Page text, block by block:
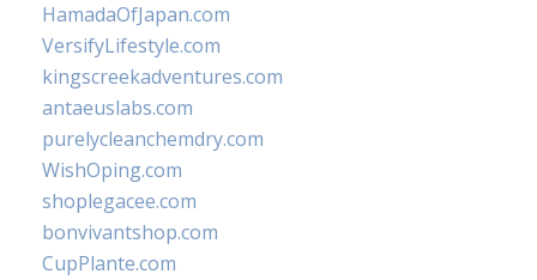
HamadaOfJapan.com
VersifyLifestyle.com
kingscreekadventures.com
antaeuslabs.com
purelycleanchemdry.com
WishOping.com
shoplegacee.com
bonvivantshop.com
CupPlante.com